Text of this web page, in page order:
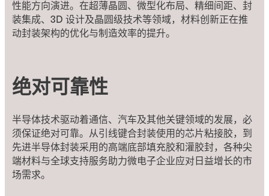
性能方向演进。在超薄晶圆、微型化布局、精细间距、封
装集成、3D 设计及晶圆级技术等领域，材料创新正在推
动封装架构的优化与制造效率的提升。
绝对可靠性
半导体技术驱动着通信、汽车及其他关键领域的发展，必
须保证绝对可靠。从引线键合封装使用的芯片粘接胶，到
先进半导体封装采用的高端底部填充胶和灌胶封，各种尖
端材料与全球支持服务助力微电子企业应对日益增长的市
场需求。